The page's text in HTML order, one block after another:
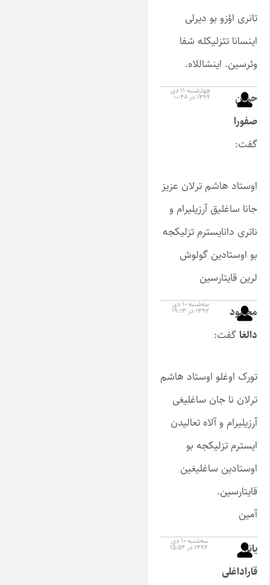
تانری اؤزو بو دیرلی
اینسانا تئزلیکله شفا
وئرسین. اینشاللاه.
حسن
صفورا
گفت:
چهارشنبه ۱۱ دی
۱۳۹۲ در ۰۰:۴۸
اوستاد هاشم ترلان عزیز
جانا ساغلیق آرزیلیرام و
ناتری دانایسترم تزلیکجه
بو اوستادین گولوش
لرین قایتارسین
محمود
دالغاگفت:
سه‌شنبه ۱۰ دی
۱۳۹۲ در ۱۹:۱۳
تورک اوغلو اوستاد هاشم
ترلان نا جان ساغلیغی
آرزیلیرام و آلاه تعالیدن
ایسترم تزلیکجه بو
اوستادین ساغلیغین
قایتارسین.
آمین
یانار
قاراداغلی
سه‌شنبه ۱۰ دی
۱۳۹۲ در ۱۵:۵۴